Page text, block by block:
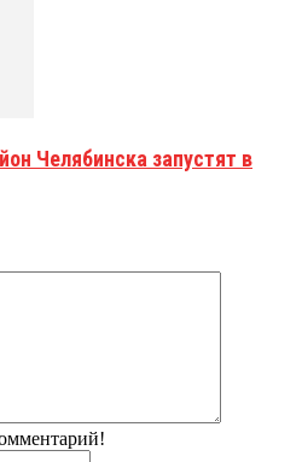
Челябинска запустят в